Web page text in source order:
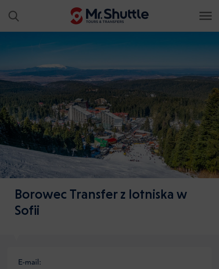
Borowec Transfer z lotniska w
Sofii
E-mail: